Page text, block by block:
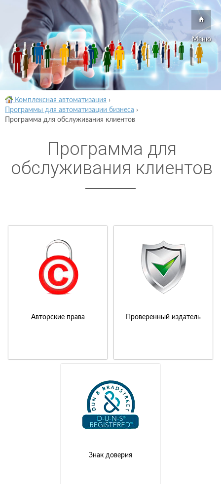
Меню
Комплексная автоматизация ›
Программы для автоматизации бизнеса ›
Программа для обслуживания клиентов
Программа для
обслуживания клиентов
Авторские права Проверенный издатель
Знак доверия